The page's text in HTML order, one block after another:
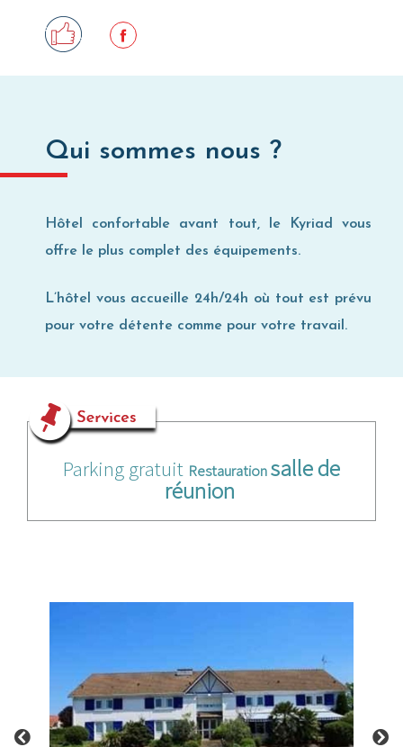
Qui sommes nous ?
Hôtel confortable avant tout, le Kyriad vous
offre le plus complet des équipements.
L’hôtel vous accueille 24h/24h où tout est prévu
pour votre détente comme pour votre travail.
Parking gratuit Restaurationsalle de
réunion